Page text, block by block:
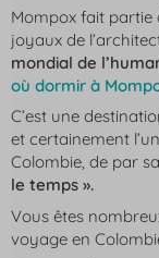
Mompox fait partie
joyaux de
mondial de
où dormir à
C’est une
et certainement
Colombie, de par
le temps ».
Vous êtes
voyage en